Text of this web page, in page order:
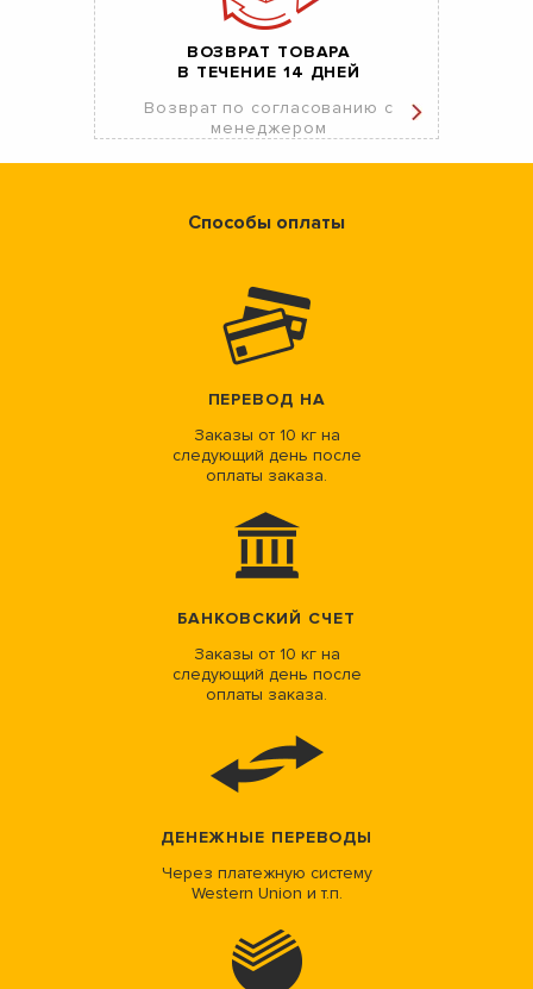
ВОЗВРАТ ТОВАРА
В ТЕЧЕНИЕ 14 ДНЕЙ
Возврат по согласованию с
менеджером
Способы оплаты
ПЕРЕВОД НА
Заказы от 10 кг на
следующий день после
оплаты заказа.
БАНКОВСКИЙ СЧЕТ
Заказы от 10 кг на
следующий день после
оплаты заказа.
ДЕНЕЖНЫЕ ПЕРЕВОДЫ
Через платежную систему
Western Union и т.п.